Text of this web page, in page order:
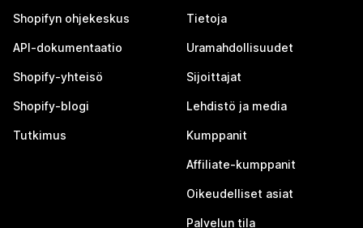
Shopifyn ohjekeskus
API-dokumentaatio
Shopify-yhteisö
Shopify-blogi
Tutkimus
Tietoja
Uramahdollisuudet
Sijoittajat
Lehdistö ja media
Kumppanit
Affiliate-kumppanit
Oikeudelliset asiat
Palvelun tila